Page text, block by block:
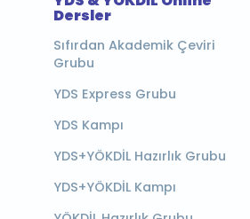
Dersler
Sıfırdan Akademik Çeviri
Grubu
YDS Express Grubu
YDS Kampı
YDS+YÖKDİL Hazırlık Grubu
YDS+YÖKDİL Kampı